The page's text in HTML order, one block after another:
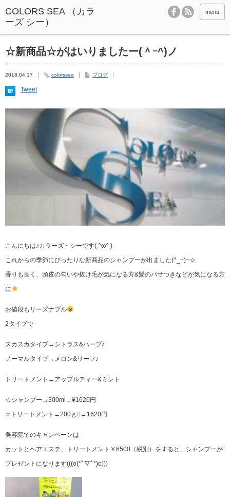
menu
☆新商品☆がはいりましたー(＾ｰ^)ノ
2018.04.17 colorssea ブログ
Tweet
こんにちは♪カラーズ・シーです( ^ω^ )
これからの季節にぴったりな新商品のシャンプーが出ました(^_−)−☆
香りも良く、頭皮の匂いや抜け毛が気になる方&髪のパサつきなどが気になる方
に
お値段もリーズナブル
2タイプで
スカスカタイプ→シトラス&ハーブ♪
ノーマルタイプ→メロン&リーフ♪
トリートメント→アップルティー&ミント
☆シャンプー→300ml→¥1620円
☆トリートメント→200ｇ→1620円
美容院でのキャンペーンは
カットとヘアエステ、トリートメント￥6500（税別）をすると、シャンプーが
プレゼントになります(((o(*ﾟ▽ﾟ*)o)))